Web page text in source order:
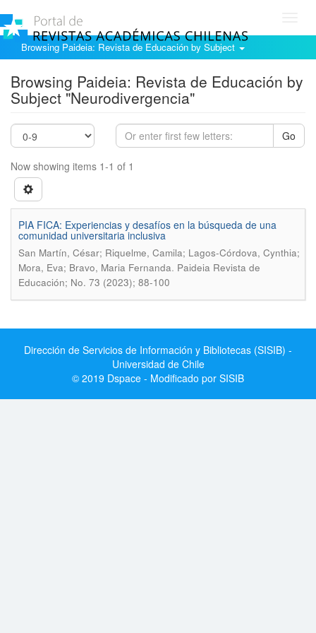
Browsing Paideia: Revista de Educación by Subject
Browsing Paideia: Revista de Educación by
Subject "Neurodivergencia"
Go
Now showing items 1-1 of 1
PIA FICA: Experiencias y desafíos en la búsqueda de una
comunidad universitaria inclusiva
San Martín, César; Riquelme, Camila; Lagos-Córdova, Cynthia;
Mora, Eva; Bravo, Maria Fernanda. Paideia Revista de
Educación; No. 73 (2023); 88-100
Dirección de Servicios de Información y Bibliotecas (SISIB) -
Universidad de Chile
© 2019 Dspace - Modificado por SISIB